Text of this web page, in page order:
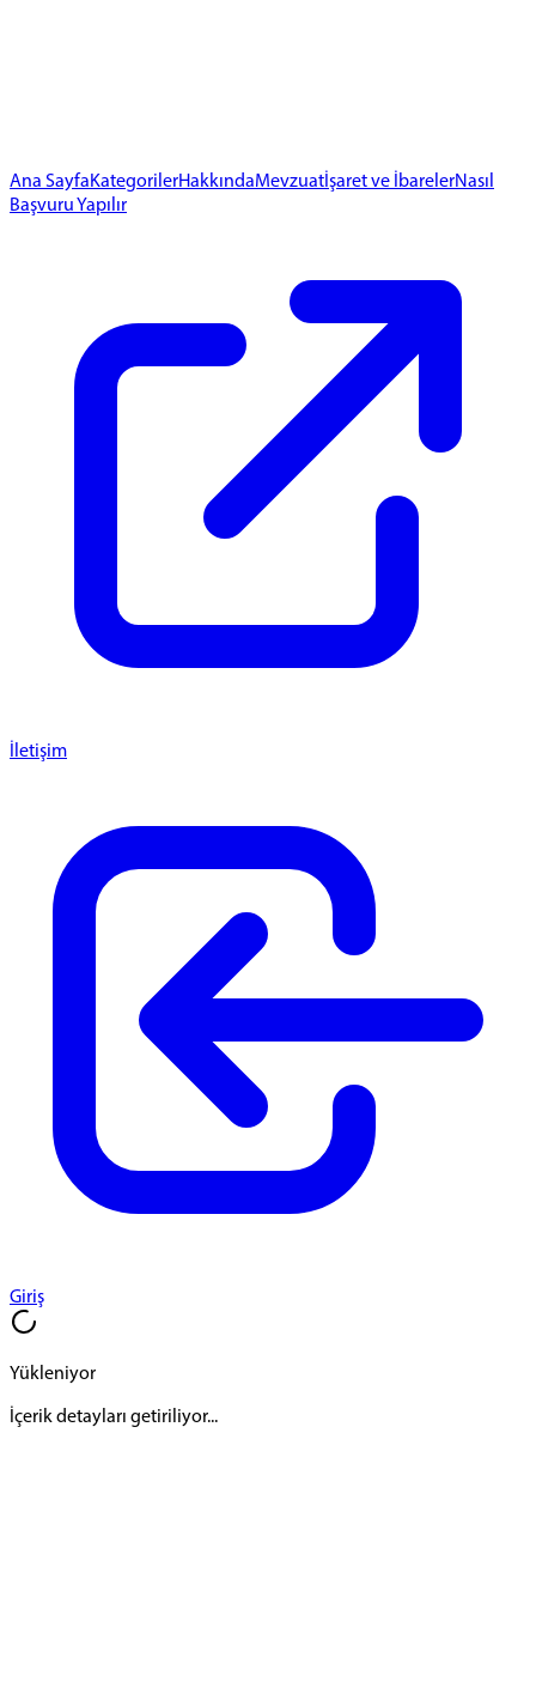
Ana SayfaKategorilerHakkındaMevzuatİşaret ve İbarelerNasıl
Başvuru Yapılır
İletişim
Giriş
Yükleniyor
İçerik detayları getiriliyor...